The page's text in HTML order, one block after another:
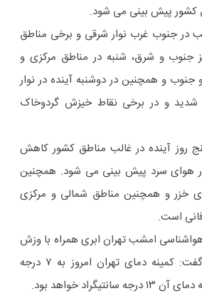
کشور پیش بینی می شود.
در جنوب غرب نوار شرقی و برخی مناطق
جنوب و شرق، شنبه در مناطق مرکزی و
جنوب و همچنین در دوشنبه آینده در نوار
و در برخی نقاط خیزش گردوخاک
روز آینده در غالب مناطق کشور کاهش
هوای سرد پیش بینی می شود. همچنین
خزر و همچنین مناطق شمالی و مرکزی
است.
امشب تهران ابری همراه با وزش
باد پیش بینی کرد و گفت: کمینه دمای تهران امروز به ۷ درجه
خواهد بود.